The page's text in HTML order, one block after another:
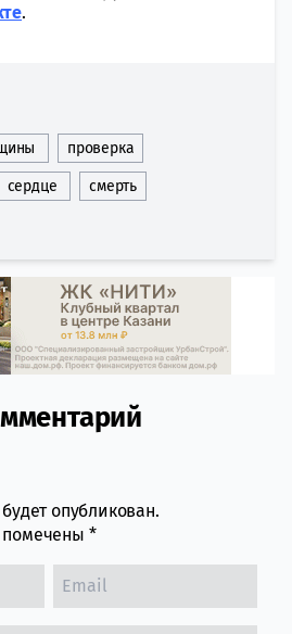
.
проверка
сердце смерть
опубликован.
помечены *